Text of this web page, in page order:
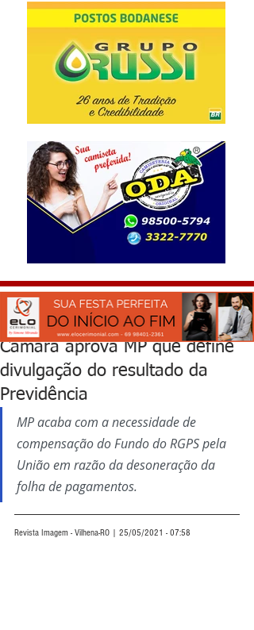
Câmara aprova MP que define
divulgação do resultado da
Previdência
MP acaba com a necessidade de
compensação do Fundo do RGPS pela
União em razão da desoneração da
folha de pagamentos.
Revista Imagem - Vilhena-RO | 25/05/2021 - 07:58